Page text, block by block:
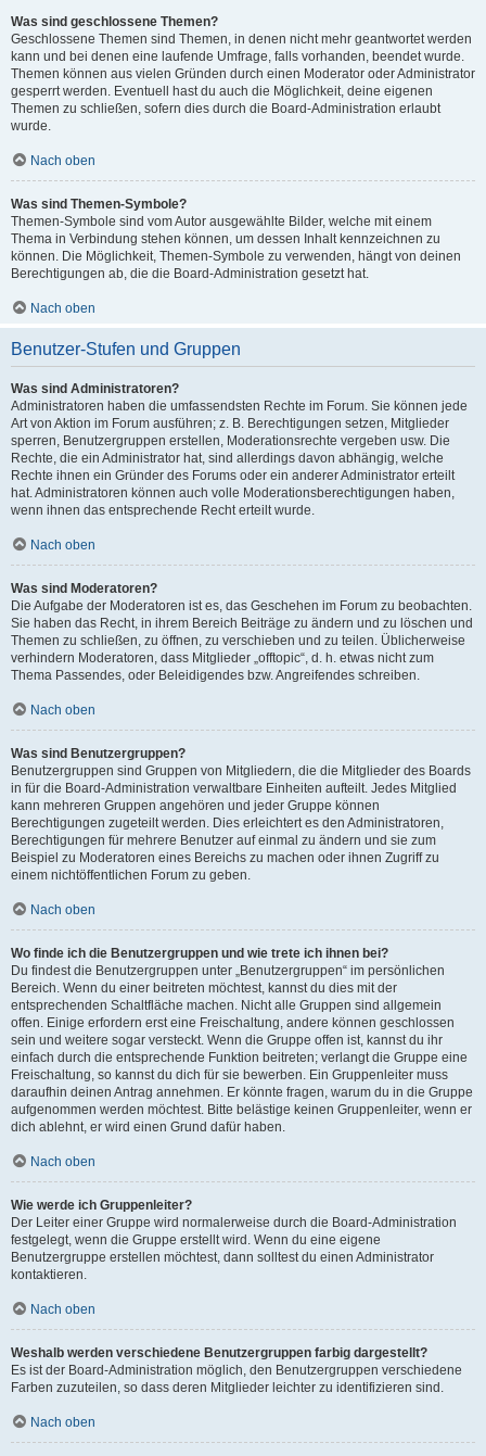
Was sind geschlossene Themen?
Geschlossene Themen sind Themen, in denen nicht mehr geantwortet werden
kann und bei denen eine laufende Umfrage, falls vorhanden, beendet wurde.
Themen können aus vielen Gründen durch einen Moderator oder Administrator
gesperrt werden. Eventuell hast du auch die Möglichkeit, deine eigenen
Themen zu schließen, sofern dies durch die Board-Administration erlaubt
wurde.
Nach oben
Was sind Themen-Symbole?
Themen-Symbole sind vom Autor ausgewählte Bilder, welche mit einem
Thema in Verbindung stehen können, um dessen Inhalt kennzeichnen zu
können. Die Möglichkeit, Themen-Symbole zu verwenden, hängt von deinen
Berechtigungen ab, die die Board-Administration gesetzt hat.
Nach oben
Benutzer-Stufen und Gruppen
Was sind Administratoren?
Administratoren haben die umfassendsten Rechte im Forum. Sie können jede
Art von Aktion im Forum ausführen; z. B. Berechtigungen setzen, Mitglieder
sperren, Benutzergruppen erstellen, Moderationsrechte vergeben usw. Die
Rechte, die ein Administrator hat, sind allerdings davon abhängig, welche
Rechte ihnen ein Gründer des Forums oder ein anderer Administrator erteilt
hat. Administratoren können auch volle Moderationsberechtigungen haben,
wenn ihnen das entsprechende Recht erteilt wurde.
Nach oben
Was sind Moderatoren?
Die Aufgabe der Moderatoren ist es, das Geschehen im Forum zu beobachten.
Sie haben das Recht, in ihrem Bereich Beiträge zu ändern und zu löschen und
Themen zu schließen, zu öffnen, zu verschieben und zu teilen. Üblicherweise
verhindern Moderatoren, dass Mitglieder „offtopic“, d. h. etwas nicht zum
Thema Passendes, oder Beleidigendes bzw. Angreifendes schreiben.
Nach oben
Was sind Benutzergruppen?
Benutzergruppen sind Gruppen von Mitgliedern, die die Mitglieder des Boards
in für die Board-Administration verwaltbare Einheiten aufteilt. Jedes Mitglied
kann mehreren Gruppen angehören und jeder Gruppe können
Berechtigungen zugeteilt werden. Dies erleichtert es den Administratoren,
Berechtigungen für mehrere Benutzer auf einmal zu ändern und sie zum
Beispiel zu Moderatoren eines Bereichs zu machen oder ihnen Zugriff zu
einem nichtöffentlichen Forum zu geben.
Nach oben
Wo finde ich die Benutzergruppen und wie trete ich ihnen bei?
Du findest die Benutzergruppen unter „Benutzergruppen“ im persönlichen
Bereich. Wenn du einer beitreten möchtest, kannst du dies mit der
entsprechenden Schaltfläche machen. Nicht alle Gruppen sind allgemein
offen. Einige erfordern erst eine Freischaltung, andere können geschlossen
sein und weitere sogar versteckt. Wenn die Gruppe offen ist, kannst du ihr
einfach durch die entsprechende Funktion beitreten; verlangt die Gruppe eine
Freischaltung, so kannst du dich für sie bewerben. Ein Gruppenleiter muss
daraufhin deinen Antrag annehmen. Er könnte fragen, warum du in die Gruppe
aufgenommen werden möchtest. Bitte belästige keinen Gruppenleiter, wenn er
dich ablehnt, er wird einen Grund dafür haben.
Nach oben
Wie werde ich Gruppenleiter?
Der Leiter einer Gruppe wird normalerweise durch die Board-Administration
festgelegt, wenn die Gruppe erstellt wird. Wenn du eine eigene
Benutzergruppe erstellen möchtest, dann solltest du einen Administrator
kontaktieren.
Nach oben
Weshalb werden verschiedene Benutzergruppen farbig dargestellt?
Es ist der Board-Administration möglich, den Benutzergruppen verschiedene
Farben zuzuteilen, so dass deren Mitglieder leichter zu identifizieren sind.
Nach oben